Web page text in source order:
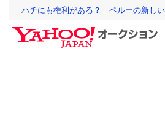
ハチにも権利がある？ ペルーの新し